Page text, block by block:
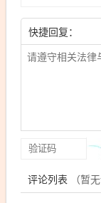
快捷回复：
评论列表 （暂